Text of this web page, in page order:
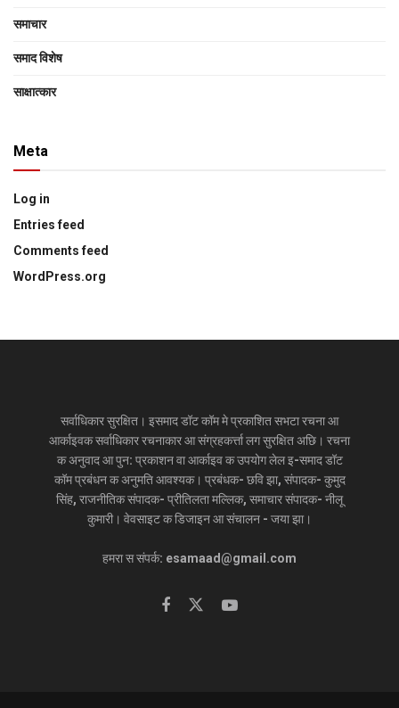
समाचार
समाद विशेष
साक्षात्‍कार
Meta
Log in
Entries feed
Comments feed
WordPress.org
सर्वाधिकार सुरक्षित। इसमाद डॉट कॉम मे प्रकाशित सभटा रचना आ
आर्काइवक सर्वाधिकार रचनाकार आ संग्रहकर्त्ता लग सुरक्षित अछि। रचना
क अनुवाद आ पुन: प्रकाशन वा आर्काइव क उपयोग लेल इ-समाद डॉट
कॉम प्रबंधन क अनुमति आवश्यक। प्रबंधक- छवि झा, संपादक- कुमुद
सिंह, राजनीतिक संपादक- प्रीतिलता मल्लिक, समाचार संपादक- नीलू
कुमारी। वेवसाइट क डिजाइन आ संचालन - जया झा।
हमरा स संपर्क: esamaad@gmail.com